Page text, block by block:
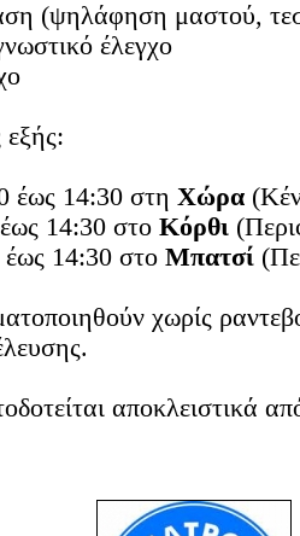
(ψηλάφηση μαστού,
έλεγχο
έως 14:30 στη Χώρα
14:30 στο Κόρθι
14:30 στο Μπατσί
χωρίς
αποκλειστικά